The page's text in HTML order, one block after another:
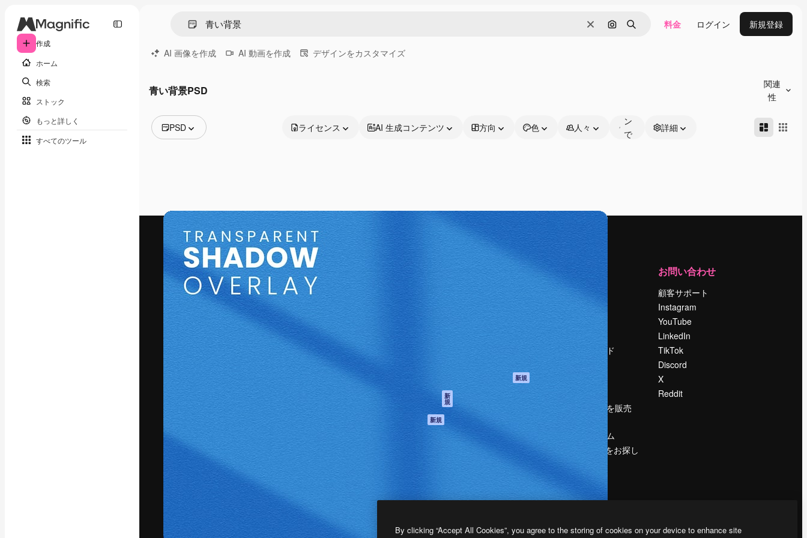
作成
ホーム
検索
ストック
もっと詳しく
すべてのツール
消去 画像で検索
検索 料金 ログイン 新規登録
AI 画像を作成 AI 動画を作成 デザインをカスタマイズ
青い背景PSD
関連
性
PSD
動画
映像素材
モーショングラフィックス
動画テンプレート
アイコン
3D モデル
フォント
ライセンス AI 生成コンテンツ 方向 色 人々
ン
で
詳細
最高のクリエイティブ制作を導くためのプラ
ットフォーム。クリエイター、企業、代理
店、スタジオを含む100万人以上が利用して
います。
日本語
製品
Spaces
AI アシスタント
AI 画像生成ツール
AI 動画生成ツール
AI 音声合成ツール
ストックコンテン
ツ
Claude/ChatGPT
向けMCP
新
規
エージェント 新規
モバイルアプリ
すべてのMagnificツ
はじめに
Academy
ドキュメント
サポート
利用規約
プライバシーポリ
オリジナル
新規
クッキーポリシー
トラストセンター
アフィリエイト
法人向け
運営
料金
会社概要
Reviews
採用情報
検索トレンド
イベント
Slidesgo
コンテンツを販売
プレスルーム
magnific.aiをお探し
ですか？
お問い合わせ
顧客サポート
Instagram
YouTube
LinkedIn
TikTok
Discord
X
Reddit
Copyright © 2010- 2026 Freepik Company S.L.U.
By clicking “Accept All Cookies”, you agree to the storing of cookies on your device to enhance site